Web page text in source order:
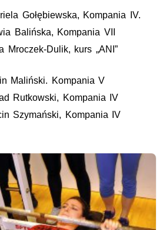
Gołębiewska, Kompania IV.
Balińska, Kompania VII
Dulik, kurs „ANI”
Maliński. Kompania V
Rutkowski, Kompania IV
Szymański, Kompania IV